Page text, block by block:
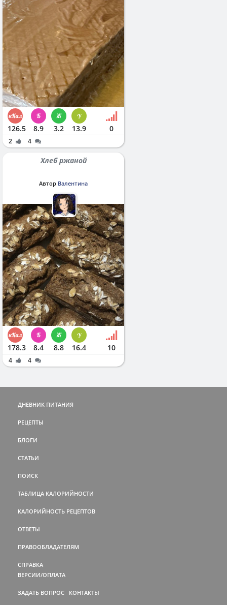
126.5 8.9 3.2 13.9 0
2 4
Хлеб ржаной
Автор Валентина
178.3 8.4 8.8 16.4 10
4 4
ДНЕВНИК ПИТАНИЯ
РЕЦЕПТЫ
БЛОГИ
СТАТЬИ
ПОИСК
ТАБЛИЦА КАЛОРИЙНОСТИ
КАЛОРИЙНОСТЬ РЕЦЕПТОВ
ОТВЕТЫ
ПРАВООБЛАДАТЕЛЯМ
СПРАВКА
ВЕРСИИ/ОПЛАТА
ЗАДАТЬ ВОПРОС КОНТАКТЫ